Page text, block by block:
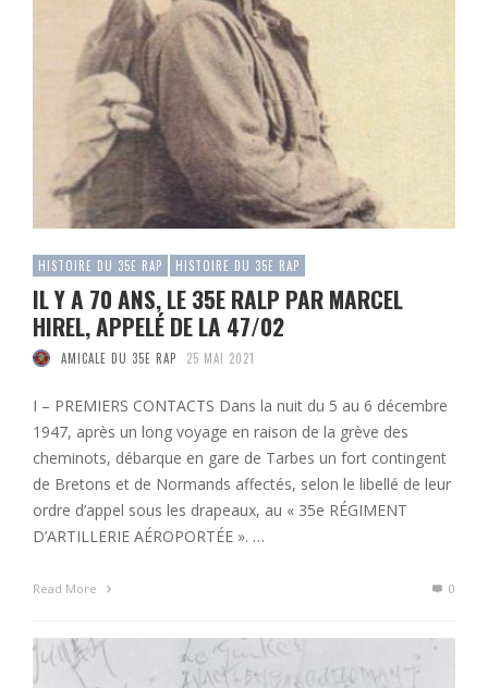
HISTOIRE DU 35E RAP HISTOIRE DU 35E RAP
IL Y A 70 ANS, LE 35E RALP PAR MARCEL
HIREL, APPELÉ DE LA 47/02
AMICALE DU 35E RAP 25 MAI 2021
I – PREMIERS CONTACTS Dans la nuit du 5 au 6 décembre
1947, après un long voyage en raison de la grève des
cheminots, débarque en gare de Tarbes un fort contingent
de Bretons et de Normands affectés, selon le libellé de leur
ordre d’appel sous les drapeaux, au « 35e RÉGIMENT
D’ARTILLERIE AÉROPORTÉE ». …
Read More 0